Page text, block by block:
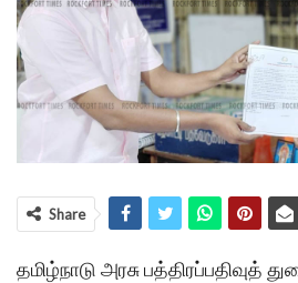
Share
தமிழ்நாடு அரசு பத்திரப்பதிவுத்